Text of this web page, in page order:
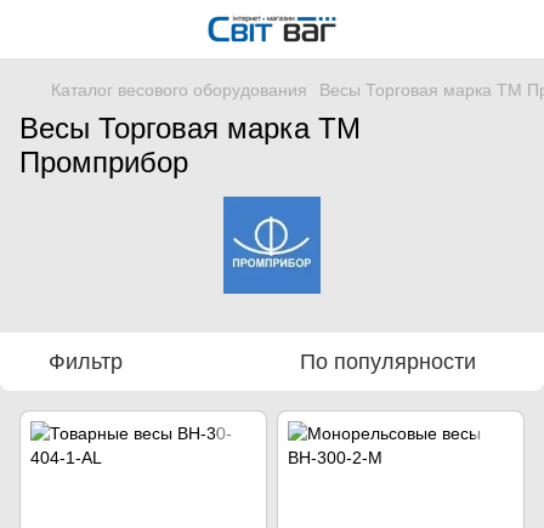
Каталог весового оборудования Весы Торговая марка ТМ
Весы Торговая марка ТМ
Промприбор
Фильтр По популярности